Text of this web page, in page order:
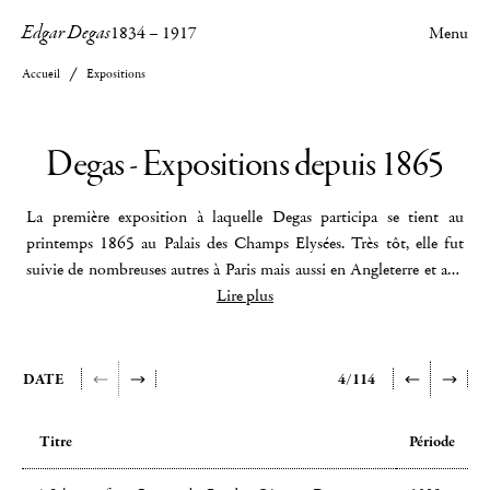
Edgar Degas1834– 1917 Menu
Accueil Expositions
Degas - Expositions depuis 1865
La première exposition à laquelle Degas participa se tient au
printemps 1865 au Palais des Champs Elysées. Très tôt, elle fut
suivie de nombreuses autres à Paris mais aussi en Angleterre et aux
Etats-Unis. A ses débuts, Degas est associé à des expositions de
exclusivement consacrée se tint à Paris à la galerie Georges Petit au
printemps 1924. Y furent exposées 335 œuvres dont 73 peintures
techniques Vinrent ensuite des expositions thématiques : Degas et
Lire plus
DATE 4/114
Titre Période